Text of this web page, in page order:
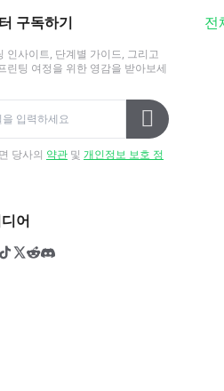
구독하기
인사이트, 단계별 가이드, 그리고
린팅 여정을 위한 영감을 받아보세
당사의 약관 및 개인정보 보호 정
어
전